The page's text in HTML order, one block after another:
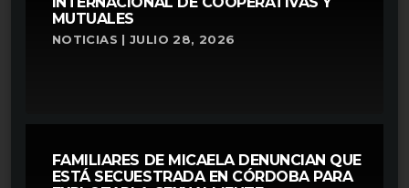
MUTUALES
NOTICIAS | JULIO 28, 2026
FAMILIARES DE MICAELA DENUNCIAN QUE
ESTÁ SECUESTRADA EN CÓRDOBA PARA